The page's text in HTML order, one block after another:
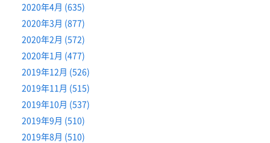
2020年4月 (635)
2020年3月 (877)
2020年2月 (572)
2020年1月 (477)
2019年12月 (526)
2019年11月 (515)
2019年10月 (537)
2019年9月 (510)
2019年8月 (510)